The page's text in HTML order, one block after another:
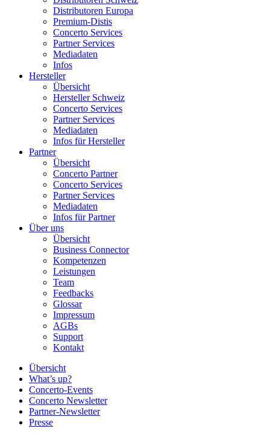
Distributoren Europa
Premium-Distis
Concerto Services
Partner Services
Mediadaten
Infos
Hersteller
Übersicht
Hersteller Schweiz
Concerto Services
Partner Services
Mediadaten
Infos für Hersteller
Partner
Übersicht
Concerto Partner
Concerto Services
Partner Services
Mediadaten
Infos für Partner
Über uns
Übersicht
Business Connector
Kompetenzen
Leistungen
Team
Feedbacks
Glossar
Impressum
AGBs
Support
Kontakt
Übersicht
What’s up?
Concerto-Events
Concerto Newsletter
Partner-Newsletter
Presse